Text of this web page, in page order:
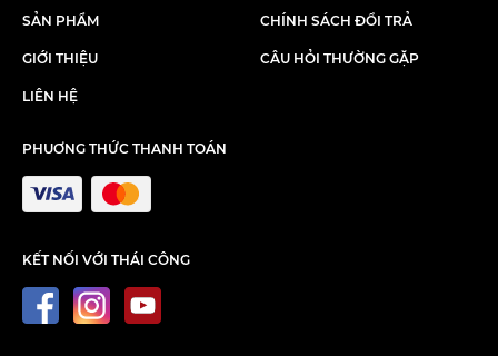
SẢN PHẨM
GIỚI THIỆU
LIÊN HỆ
CHÍNH SÁCH ĐỔI TRẢ
CÂU HỎI THƯỜNG GẶP
PHUƠNG THỨC THANH TOÁN
KẾT NỐI VỚI THÁI CÔNG